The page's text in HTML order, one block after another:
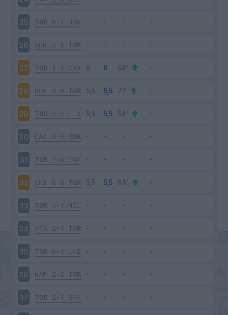
25 TOR 0-1 JUV
26 VER 2-1 TOR
27 TOR 4-1 CRO
28 ROM 3-0 TOR
29 TOR 1-2 FIO
30 CAG 0-4 TOR
31 TOR 1-0 INT
32 CHI 0-0 TOR
33 TOR 1-1 MIL
34 ATA 2-1 TOR
35 TOR 0-1 LAZ
36 NAP 2-2 TOR
37 TOR 2-1 SPA